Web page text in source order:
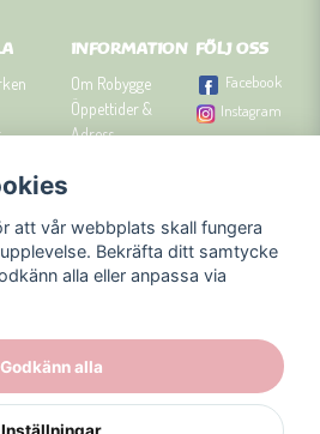
INFORMATION
Om Robygge
Öppettider &
Adress
Kontakta oss
Nyhetsbrev
Blogg
FÖLJ OSS
Facebook
Instagram
att vår webbplats skall fungera
Bekräfta ditt samtycke
alla eller anpassa via
Godkänn alla